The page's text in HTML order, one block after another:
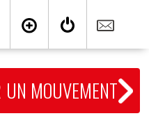
UN MOUVEMENT